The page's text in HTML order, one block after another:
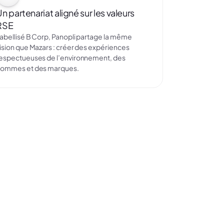
partenariat aligné sur les valeurs
B Corp, Panopli partage la même
que Mazars : créer des expériences
de l’environnement, des
et des marques.